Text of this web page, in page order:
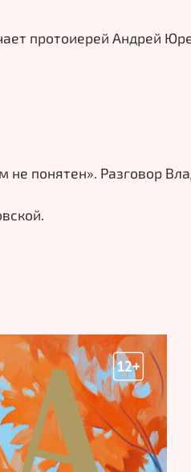
протоиерей Андрей
понятен». Разговор